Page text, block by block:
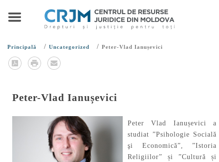
Principală / Uncategorized / Peter-Vlad Ianușevici
Peter-Vlad Ianușevici
Peter Vlad Ianușevici a
studiat ”Psihologie Socială
şi Economică”, ”Istoria
Religiilor” și ”Cultură și